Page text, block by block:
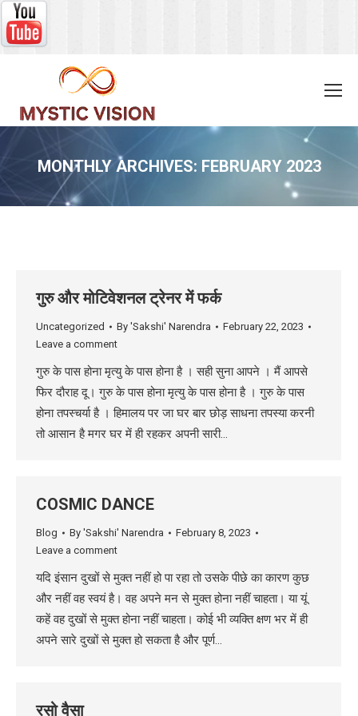
MONTHLY ARCHIVES: FEBRUARY 2023
गुरु और मोटिवेशनल ट्रेनर में फर्क
Uncategorized By 'Sakshi' Narendra
February 22, 2023
Leave a comment
गुरु के पास होना मृत्यु के पास होना है । सही सुना आपने । मैं आपसे
फिर दौराह दू। गुरु के पास होना मृत्यु के पास होना है । गुरु के पास
होना तपस्चर्या है । हिमालय पर जा घर बार छोड़ साधना तपस्या करनी
तो आसान है मगर घर में ही रहकर अपनी सारी…
COSMIC DANCE
Blog By 'Sakshi' Narendra
February 8, 2023
Leave a comment
यदि इंसान दुखों से मुक्त नहीं हो पा रहा तो उसके पीछे का कारण कुछ
और नहीं वह स्वयं है। वह अपने मन से मुक्त होना नहीं चाहता। या यूं
कहें वह दुखों से मुक्त होना नहीं चाहता। कोई भी व्यक्ति क्षण भर में ही
अपने सारे दुखों से मुक्त हो सकता है और पूर्ण…
रसो वैसा